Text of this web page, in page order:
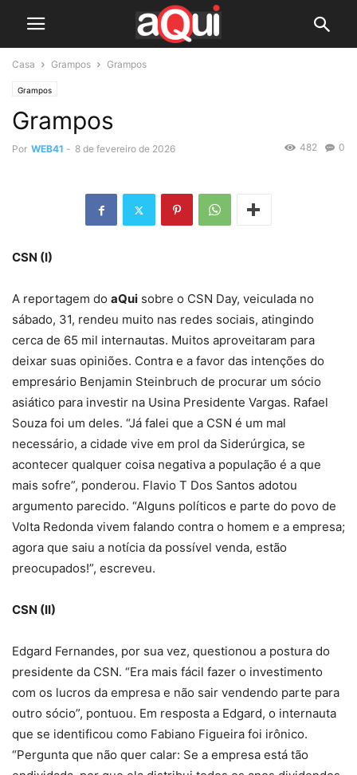
Casa Grampos Grampos
Grampos
Grampos
Por WEB41 - 8 de fevereiro de 2026 0
482
CSN (I)
A reportagem do aQui sobre o CSN Day, veiculada no
sábado, 31, rendeu muito nas redes sociais, atingindo
cerca de 65 mil internautas. Muitos aproveitaram para
deixar suas opiniões. Contra e a favor das intenções do
empresário Benjamin Steinbruch de procurar um sócio
asiático para investir na Usina Presidente Vargas. Rafael
Souza foi um deles. “Já falei que a CSN é um mal
necessário, a cidade vive em prol da Siderúrgica, se
acontecer qualquer coisa negativa a população é a que
mais sofre”, ponderou. Flavio T Dos Santos adotou
argumento parecido. “Alguns políticos e parte do povo de
Volta Redonda vivem falando contra o homem e a empresa;
agora que saiu a notícia da possível venda, estão
preocupados!”, escreveu.
CSN (II)
Edgard Fernandes, por sua vez, questionou a postura do
presidente da CSN. “Era mais fácil fazer o investimento
com os lucros da empresa e não sair vendendo parte para
outro sócio”, pontuou. Em resposta a Edgard, o internauta
que se identificou como Fabiano Figueira foi irônico.
“Pergunta que não quer calar: Se a empresa está tão